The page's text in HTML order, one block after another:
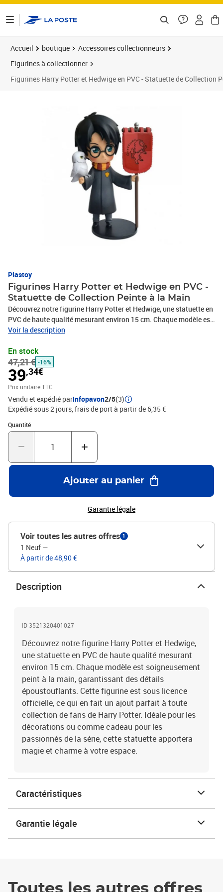
Accueil boutique
Accessoires collectionneurs
Figurines à collectionner
Figurines Harry Potter et Hedwige en PVC - Statuette de Collection
Plastoy
Figurines Harry Potter et Hedwige en PVC -
Statuette de Collection Peinte à la Main
Découvrez notre figurine Harry Potter et Hedwige, une statuette en
PVC de haute qualité mesurant environ 15 cm. Chaque modèle est
soigneusement peint à la main, garantissant des détails
fait un ajout parfait à toute collection de fans de Harry Potter.
Idéale pour les décorations ou comme cadeau pour les passionnés
de la série, cette statuette apportera magie et charme à votre
espace.
Voir la description
En stock
47,21 € -16%
39,34€
Prix unitaire TTC
Vendu et expédié parInfopavon2/5(3)
Expédié sous 2 jours, frais de port à partir de 6,35 €
Quantité
Quantité : 1
Ajouter au panier
Garantie légale
Voir toutes les autres offres 1
1 Neuf —
À partir de 48,90 €
Description
ID 3521320401027
Découvrez notre figurine Harry Potter et Hedwige,
une statuette en PVC de haute qualité mesurant
environ 15 cm. Chaque modèle est soigneusement
peint à la main, garantissant des détails
époustouflants. Cette figurine est sous licence
officielle, ce qui en fait un ajout parfait à toute
collection de fans de Harry Potter. Idéale pour les
décorations ou comme cadeau pour les
passionnés de la série, cette statuette apportera
magie et charme à votre espace.
Caractéristiques
Garantie légale
Toutes les autres offres